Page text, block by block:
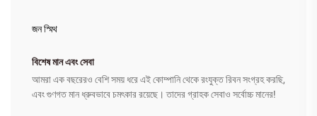
জন স্মিথ
বিশেষ মান এবং সেবা
আমরা এক বছরেরও বেশি সময় ধরে এই কোম্পানি থেকে রংযুক্ত রিবন সংগ্রহ করছি,
এবং গুণগত মান ধ্রুবভাবে চমৎকার রয়েছে। তাদের গ্রাহক সেবাও সর্বোচ্চ মানের!